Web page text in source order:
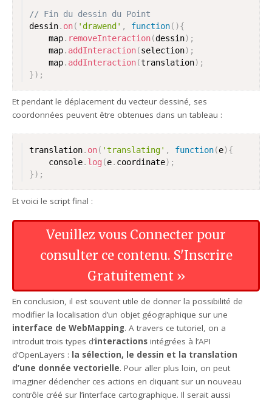
// Fin du dessin du Point
dessin. on( 'drawend' , function( ){
	map
. removeInteraction(dessin) ;
	map
. addInteraction(selection) ;
	map
. addInteraction(translation) ;
}) ;
Et pendant le déplacement du vecteur dessiné, ses
coordonnées peuvent être obtenues dans un tableau :
translation. on( 'translating' , function(e){
	console
. log (e. coordinate) ;
}) ;
Et voici le script final :
Veuillez vous Connecter pour
consulter ce contenu. S'Inscrire
Gratuitement ››
En conclusion, il est souvent utile de donner la possibilité de
modifier la localisation d’un objet géographique sur une
interface de WebMapping. A travers ce tutoriel, on a
introduit trois types d’interactions intégrées à l’API
d’OpenLayers : la sélection, le dessin et la translation
d’une donnée vectorielle. Pour aller plus loin, on peut
imaginer déclencher ces actions en cliquant sur un nouveau
contrôle créé sur l’interface cartographique. Il serait aussi